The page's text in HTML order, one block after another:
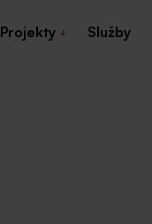
Projekty Služby